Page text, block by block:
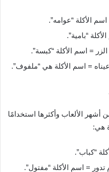
الأكلة “عوامه”.
= اسم الأكلة “كبسة”.
= اسم الأكلة هي “ملفوف”.
أشهر الألعاب وأكثرها استخدامًا
هي:
“كباب”.
= اسم الأكلة “مفتول”.